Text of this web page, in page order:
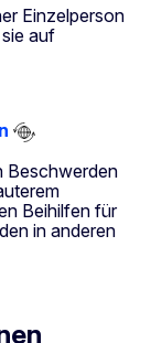
Einzelperson
auf
Beschwerden
Beihilfen für
in anderen